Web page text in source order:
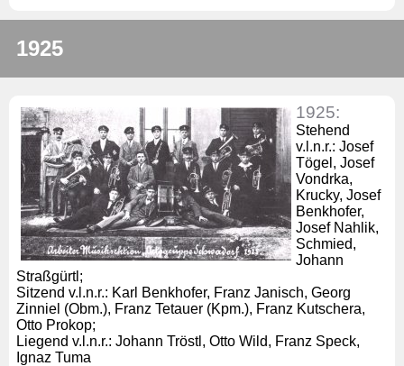
1925
1925:
Stehend
v.l.n.r.: Josef
Tögel, Josef
Vondrka,
Krucky, Josef
Benkhofer,
Josef Nahlik,
Schmied,
Johann
Straßgürtl;
Sitzend v.l.n.r.: Karl Benkhofer, Franz Janisch, Georg
Zinniel (Obm.), Franz Tetauer (Kpm.), Franz Kutschera,
Otto Prokop;
Liegend v.l.n.r.: Johann Tröstl, Otto Wild, Franz Speck,
Ignaz Tuma